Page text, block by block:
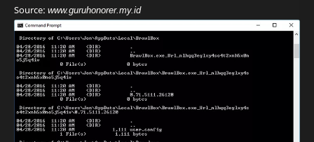
Source: www.guruhonorer.my.id